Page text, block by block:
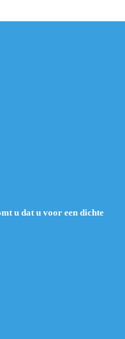
u dat u voor een dichte